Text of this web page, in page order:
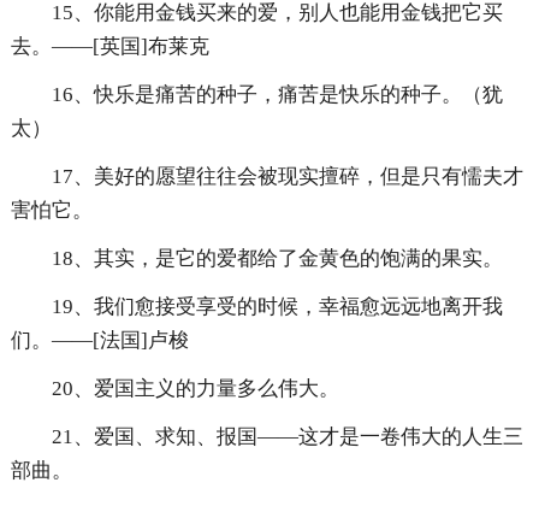
15、你能用金钱买来的爱，别人也能用金钱把它买
去。——[英国]布莱克
16、快乐是痛苦的种子，痛苦是快乐的种子。（犹
太）
17、美好的愿望往往会被现实擅碎，但是只有懦夫才
害怕它。
18、其实，是它的爱都给了金黄色的饱满的果实。
19、我们愈接受享受的时候，幸福愈远远地离开我
们。——[法国]卢梭
20、爱国主义的力量多么伟大。
21、爱国、求知、报国——这才是一卷伟大的人生三
部曲。